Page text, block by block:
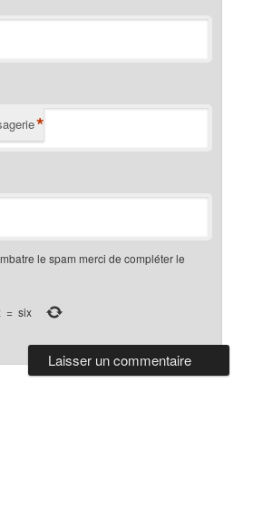
*
le spam merci de compléter le
= six